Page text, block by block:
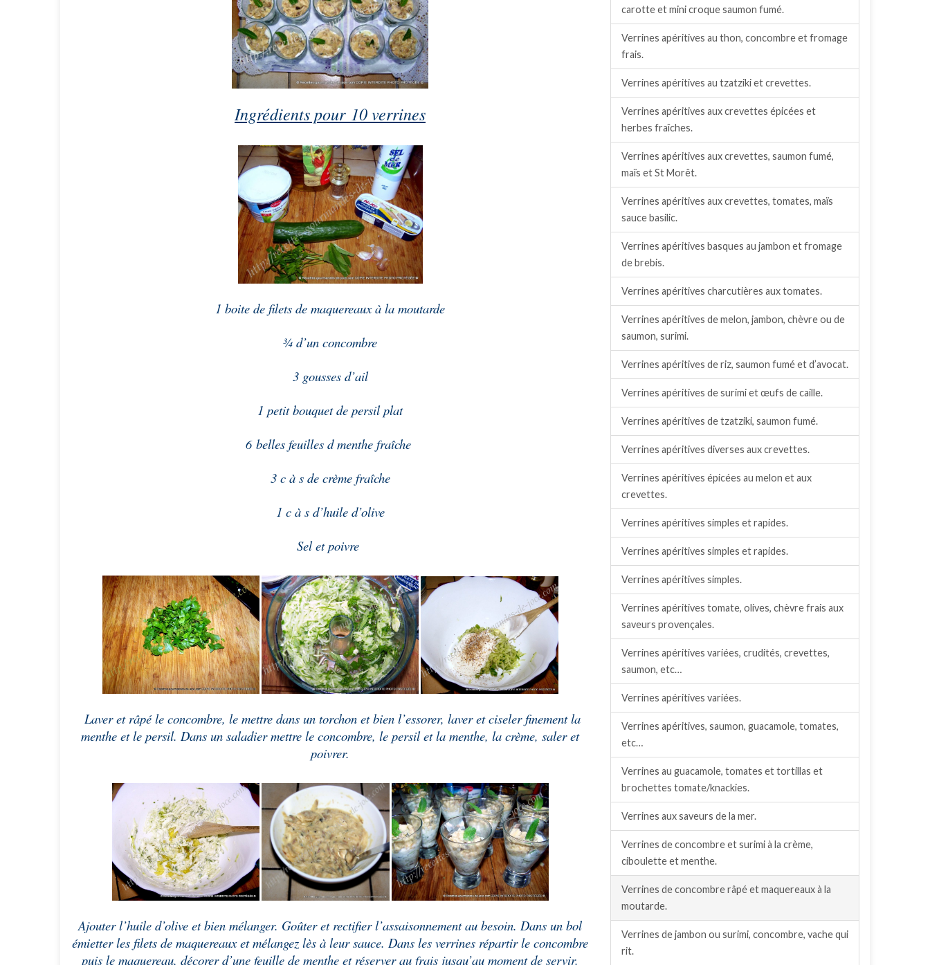
Ingrédients pour 10 verrines
1 boite de filets de maquereaux à la moutarde
¾ d’un concombre
3 gousses d’ail
1 petit bouquet de persil plat
6 belles feuilles d menthe fraîche
3 c à s de crème fraîche
1 c à s d’huile d’olive
Sel et poivre
Laver et râpé le concombre, le mettre dans un torchon et bien l’essorer, laver et ciseler finement la
menthe et le persil. Dans un saladier mettre le concombre, le persil et la menthe, la crème, saler et
poivrer.
Ajouter l’huile d’olive et bien mélanger. Goûter et rectifier l’assaisonnement au besoin. Dans un bol
émietter les filets de maquereaux et mélangez lès à leur sauce. Dans les verrines répartir le concombre
puis le maquereau, décorer d’une feuille de menthe et réserver au frais jusqu’au moment de servir.
carotte et mini croque saumon fumé.
Verrines apéritives au thon, concombre et fromage
frais.
Verrines apéritives au tzatziki et crevettes.
Verrines apéritives aux crevettes épicées et
herbes fraîches.
Verrines apéritives aux crevettes, saumon fumé,
maïs et St Morêt.
Verrines apéritives aux crevettes, tomates, maïs
sauce basilic.
Verrines apéritives basques au jambon et fromage
de brebis.
Verrines apéritives charcutières aux tomates.
Verrines apéritives de melon, jambon, chèvre ou de
saumon, surimi.
Verrines apéritives de riz, saumon fumé et d’avocat.
Verrines apéritives de surimi et œufs de caille.
Verrines apéritives de tzatziki, saumon fumé.
Verrines apéritives diverses aux crevettes.
Verrines apéritives épicées au melon et aux
crevettes.
Verrines apéritives simples et rapides.
Verrines apéritives simples et rapides.
Verrines apéritives simples.
Verrines apéritives tomate, olives, chèvre frais aux
saveurs provençales.
Verrines apéritives variées, crudités, crevettes,
saumon, etc…
Verrines apéritives variées.
Verrines apéritives, saumon, guacamole, tomates,
etc…
Verrines au guacamole, tomates et tortillas et
brochettes tomate/knackies.
Verrines aux saveurs de la mer.
Verrines de concombre et surimi à la crème,
ciboulette et menthe.
Verrines de concombre râpé et maquereaux à la
moutarde.
Verrines de jambon ou surimi, concombre, vache qui
rit.